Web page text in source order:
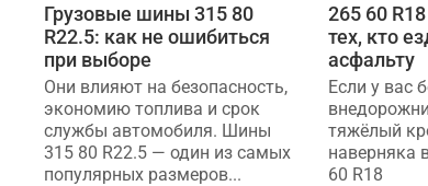
Грузовые шины 315 80
R22.5: как не ошибиться
при выборе
Они влияют на безопасность,
экономию топлива и срок
службы автомобиля. Шины
315 80 R22.5 — один из самых
популярных размеров...
265 60
тех, кто
асфальту
Если у вас
тяжёлый
наверняка
60 R18